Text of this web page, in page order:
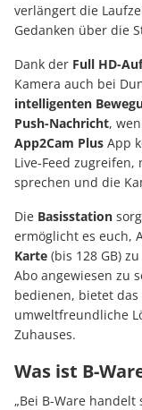
verlängert die
Gedanken über die
Dank der Full HD-
Kamera auch bei
intelligenten
Push-Nachricht,
App2Cam Plus App
Live-Feed
sprechen und die
Die Basisstation
ermöglicht es euch,
Karte (bis 128 GB)
Abo angewiesen zu
bedienen, bietet
umweltfreundliche
Zuhauses.
Was ist B-
„Bei B-Ware